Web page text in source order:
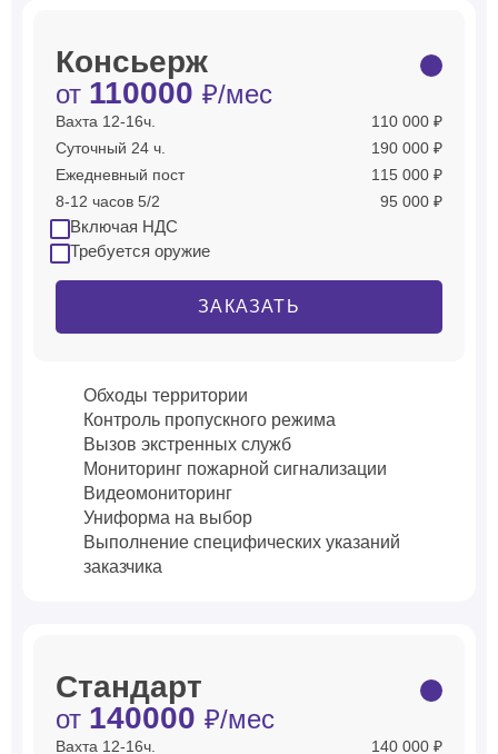
Консьерж
от 110000 ₽/мес
Вахта 12-16ч.
110 000 ₽
Суточный 24 ч.
190 000 ₽
Ежедневный пост
115 000 ₽
8-12 часов 5/2
95 000 ₽
Включая НДС
Требуется оружие
ЗАКАЗАТЬ
Обходы территории
Контроль пропускного режима
Вызов экстренных служб
Мониторинг пожарной сигнализации
Видеомониторинг
Униформа на выбор
Выполнение специфических указаний
заказчика
Стандарт
от 140000 ₽/мес
Вахта 12-16ч.
140 000 ₽